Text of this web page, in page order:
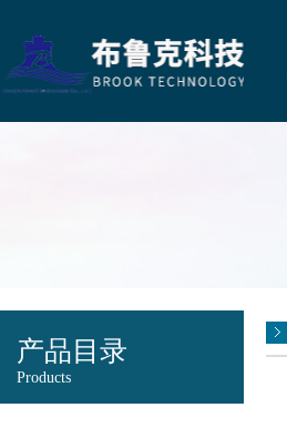
产品目录
Products